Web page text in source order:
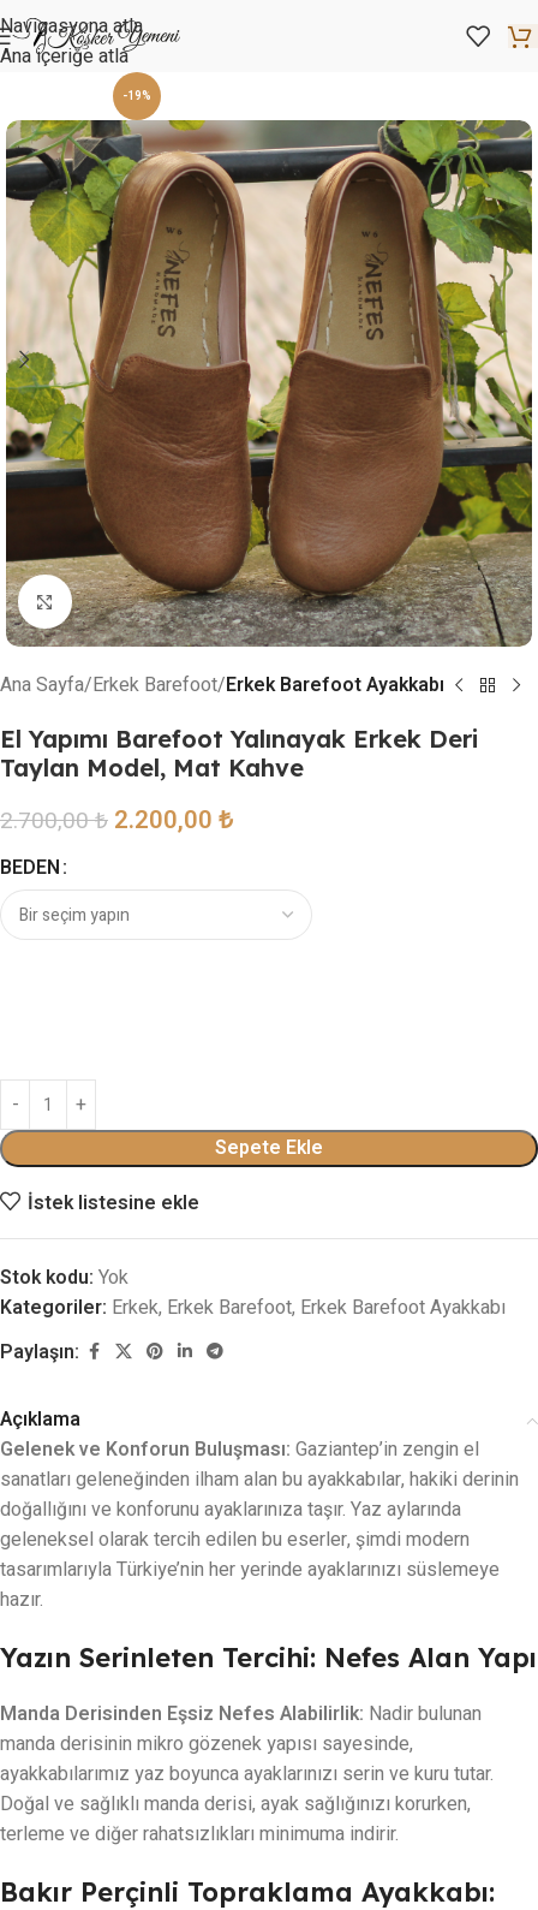
Navigasyona atla
Ana içeriğe atla
-19%
Resmi büyütmek için tıklayın
Ana Sayfa Erkek Barefoot Erkek Barefoot Ayakkabı
El Yapımı Barefoot Yalınayak Erkek Deri
Taylan Model, Mat Kahve
2.700,00₺ 2.200,00₺
BEDEN
Sepete Ekle
İstek listesine ekle
Stok kodu: Yok
Kategoriler: Erkek, Erkek Barefoot, Erkek Barefoot Ayakkabı
Paylaşın:
Açıklama
Gelenek ve Konforun Buluşması: Gaziantep’in zengin el
sanatları geleneğinden ilham alan bu ayakkabılar, hakiki derinin
doğallığını ve konforunu ayaklarınıza taşır. Yaz aylarında
geleneksel olarak tercih edilen bu eserler, şimdi modern
tasarımlarıyla Türkiye’nin her yerinde ayaklarınızı süslemeye
hazır.
Yazın Serinleten Tercihi: Nefes Alan Yapı
Manda Derisinden Eşsiz Nefes Alabilirlik: Nadir bulunan
manda derisinin mikro gözenek yapısı sayesinde,
ayakkabılarımız yaz boyunca ayaklarınızı serin ve kuru tutar.
Doğal ve sağlıklı manda derisi, ayak sağlığınızı korurken,
terleme ve diğer rahatsızlıkları minimuma indirir.
Bakır Perçinli Topraklama Ayakkabı: